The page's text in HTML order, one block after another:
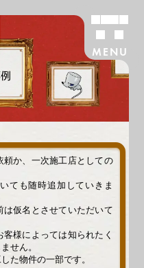
MENU
か、一次施工店としての
ても随時追加していきま
仮名とさせていただいて
様によっては知られたく
せん。
た物件の一部です。